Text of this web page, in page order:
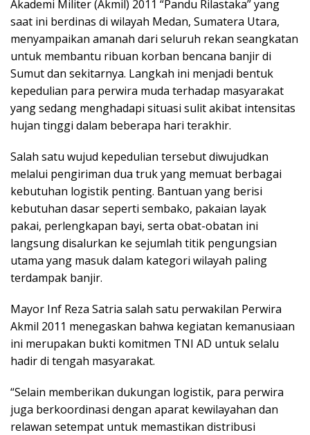
Akademi Militer (Akmil) 2011 “Pandu Rilastaka” yang
saat ini berdinas di wilayah Medan, Sumatera Utara,
menyampaikan amanah dari seluruh rekan seangkatan
untuk membantu ribuan korban bencana banjir di
Sumut dan sekitarnya. Langkah ini menjadi bentuk
kepedulian para perwira muda terhadap masyarakat
yang sedang menghadapi situasi sulit akibat intensitas
hujan tinggi dalam beberapa hari terakhir.
Salah satu wujud kepedulian tersebut diwujudkan
melalui pengiriman dua truk yang memuat berbagai
kebutuhan logistik penting. Bantuan yang berisi
kebutuhan dasar seperti sembako, pakaian layak
pakai, perlengkapan bayi, serta obat-obatan ini
langsung disalurkan ke sejumlah titik pengungsian
utama yang masuk dalam kategori wilayah paling
terdampak banjir.
Mayor Inf Reza Satria salah satu perwakilan Perwira
Akmil 2011 menegaskan bahwa kegiatan kemanusiaan
ini merupakan bukti komitmen TNI AD untuk selalu
hadir di tengah masyarakat.
“Selain memberikan dukungan logistik, para perwira
juga berkoordinasi dengan aparat kewilayahan dan
relawan setempat untuk memastikan distribusi